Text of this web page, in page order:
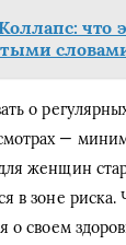
что
о
—
женщин
в зоне
о своем